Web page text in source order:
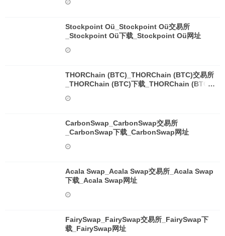
Stockpoint Oü_Stockpoint Oü交易所
_Stockpoint Oü下载_Stockpoint Oü网址
THORChain (BTC)_THORChain (BTC)交易所
_THORChain (BTC)下载_THORChain (BTC)
CarbonSwap_CarbonSwap交易所
_CarbonSwap下载_CarbonSwap网址
Acala Swap_Acala Swap交易所_Acala Swap
下载_Acala Swap网址
FairySwap_FairySwap交易所_FairySwap下
载_FairySwap网址